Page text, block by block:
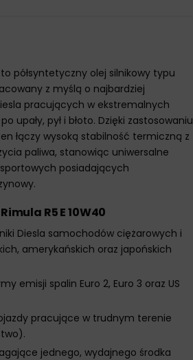
to półsyntetyczny olej silnikowy typu
z myślą o najbardziej
pracujących w ekstremalnych
upały, pył i błoto. Dzięki zastosowaniu
łączy wysoką stabilność termiczną z
paliwa, stanowiąc uniwersalne
posiadających
R5 E 10W40
Diesla samochodów ciężarowych i
amerykańskich oraz japońskich
emisji spalin Euro 2, Euro 3 oraz US
pracujące w trudnym terenie
jednego, wydajnego środka